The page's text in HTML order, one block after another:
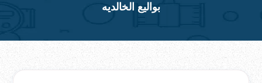
بواليع الخالديه